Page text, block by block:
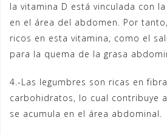
la vitamina D está vinculada con
en el área del abdomen. Por
ricos en esta vitamina, como el
para la quema de la grasa
4.-Las legumbres son ricas en
carbohidratos, lo cual contribuye
se acumula en el área abdominal.